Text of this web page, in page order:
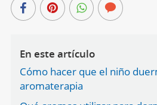
En este artículo
Cómo hacer que el niño
aromaterapia